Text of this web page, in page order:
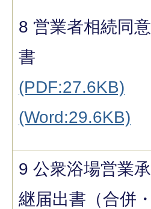
8 営業者相続同意
書
(PDF:27.6KB)
(Word:29.6KB)
9 公衆浴場営業承
継届出書（合併・